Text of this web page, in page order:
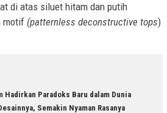
di atas siluet hitam dan putih
motif (patternless deconstructive tops)
Paradoks Baru dalam Dunia
Semakin Nyaman Rasanya